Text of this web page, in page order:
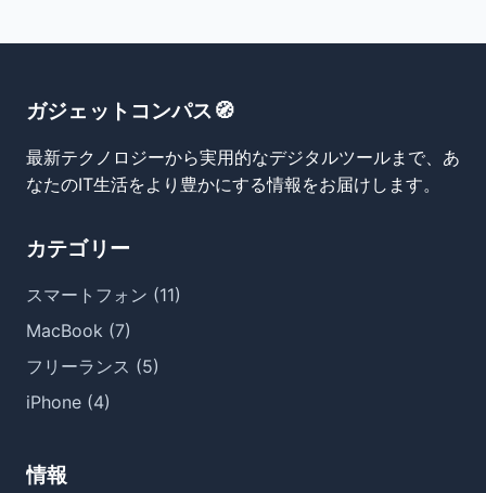
ガジェットコンパス🧭
最新テクノロジーから実用的なデジタルツールまで、あ
なたのIT生活をより豊かにする情報をお届けします。
カテゴリー
スマートフォン (11)
MacBook (7)
フリーランス (5)
iPhone (4)
情報